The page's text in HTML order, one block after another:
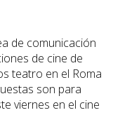
de comunicación
de cine de
teatro en el Roma
son para
viernes en el cine